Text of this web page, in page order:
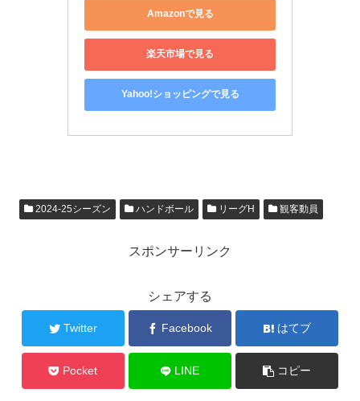
Amazonで見る
楽天市場で見る
Yahoo!ショッピングで見る
2024-25シーズン ハンドボール リーグH 観客動員
スポンサーリンク
シェアする
Twitter Facebook はてブ
Pocket LINE コピー